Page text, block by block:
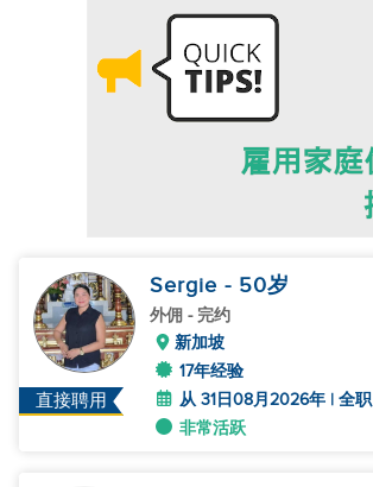
直接聘用
Sergie - 50岁
外佣 - 完约
新加坡
17年经验
从 31日08月2026年 | 全职
非常活跃